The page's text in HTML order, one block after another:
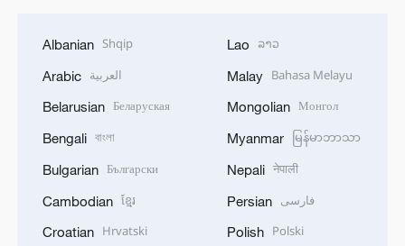
Albanian Shqip
Arabic العربية
Belarusian Беларуская
Bengali বাংলা
Bulgarian Български
Cambodian ខ្មែរ
Croatian Hrvatski
Lao ລາວ
Malay Bahasa Melayu
Mongolian Монгол
Myanmar မြန်မာဘာသာ
Nepali नेपाली
Persian فارسی
Polish Polski